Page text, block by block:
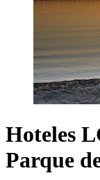
Hoteles
Parque